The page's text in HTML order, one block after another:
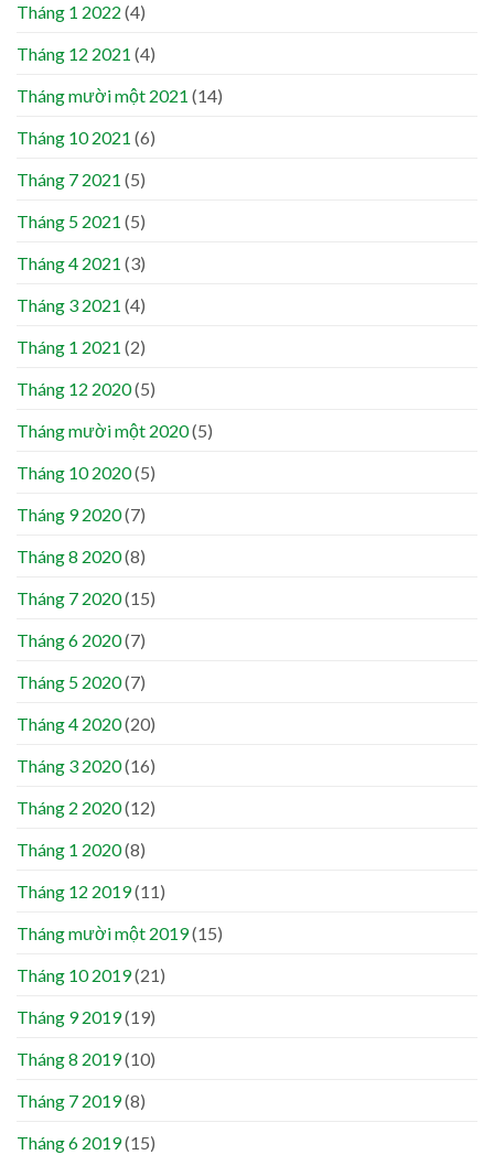
Tháng 1 2022 (4)
Tháng 12 2021 (4)
Tháng mười một 2021 (14)
Tháng 10 2021 (6)
Tháng 7 2021 (5)
Tháng 5 2021 (5)
Tháng 4 2021 (3)
Tháng 3 2021 (4)
Tháng 1 2021 (2)
Tháng 12 2020(5)
Tháng mười một 2020(5)
Tháng 10 2020(5)
Tháng 9 2020(7)
Tháng 8 2020(8)
Tháng 7 2020(15)
Tháng 6 2020(7)
Tháng 5 2020(7)
Tháng 4 2020(20)
Tháng 3 2020(16)
Tháng 2 2020(12)
Tháng 1 2020(8)
Tháng 12 2019(11)
Tháng mười một 2019(15)
Tháng 10 2019(21)
Tháng 9 2019(19)
Tháng 8 2019(10)
Tháng 7 2019(8)
Tháng 6 2019(15)